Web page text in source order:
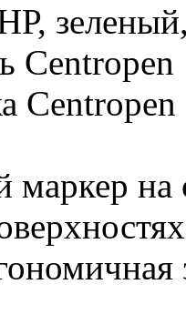
Centropen
Centropen
маркер